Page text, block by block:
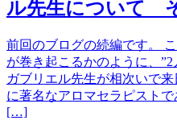
ル先生について
前回のブログの続編です。
が巻き起こるかのように、
ガブリエル先生が相次いで
に著名なアロマセラピスト
[…]